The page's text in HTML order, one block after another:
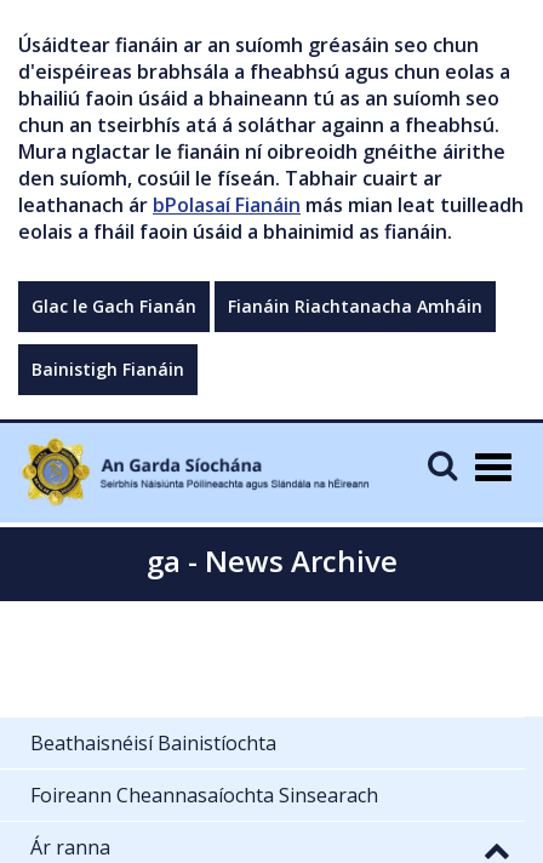
Úsáidtear fianáin ar an suíomh gréasáin seo chun
d'eispéireas brabhsála a fheabhsú agus chun eolas a
bhailiú faoin úsáid a bhaineann tú as an suíomh seo
chun an tseirbhís atá á soláthar againn a fheabhsú.
Mura nglactar le fianáin ní oibreoidh gnéithe áirithe
den suíomh, cosúil le físeán. Tabhair cuairt ar
leathanach ár bPolasaí Fianáin más mian leat tuilleadh
eolais a fháil faoin úsáid a bhainimid as fianáin.
Glac le Gach Fianán Fianáin Riachtanacha Amháin
Bainistigh Fianáin
ga - News Archive
Beathaisnéisí Bainistíochta
Foireann Cheannasaíochta Sinsearach
Ár ranna